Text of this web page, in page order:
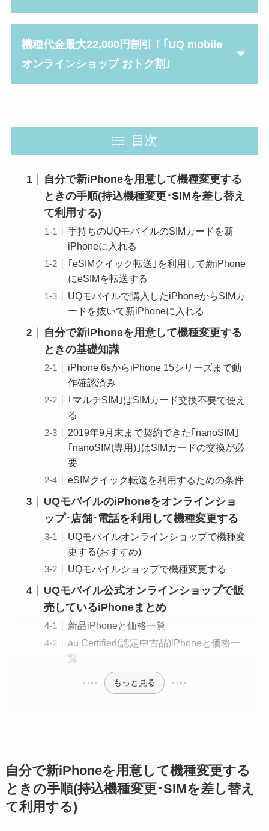
機種代金最大22,000円割引！｢UQ mobile
オンラインショップ おトク割｣
目次
自分で新iPhoneを用意して機種変更する
ときの手順(持込機種変更･SIMを差し替え
て利用する)
手持ちのUQモバイルのSIMカードを新
iPhoneに入れる
｢eSIMクイック転送｣を利用して新iPhone
にeSIMを転送する
UQモバイルで購入したiPhoneからSIMカ
ードを抜いて新iPhoneに入れる
自分で新iPhoneを用意して機種変更する
ときの基礎知識
iPhone 6sからiPhone 15シリーズまで動
作確認済み
｢マルチSIM｣はSIMカード交換不要で使え
る
2019年9月末まで契約できた｢nanoSIM｣
｢nanoSIM(専用)｣はSIMカードの交換が必
要
eSIMクイック転送を利用するための条件
UQモバイルのiPhoneをオンラインショ
ップ･店舗･電話を利用して機種変更する
UQモバイルオンラインショップで機種変
更する(おすすめ)
UQモバイルショップで機種変更する
UQモバイル公式オンラインショップで販
売しているiPhoneまとめ
新品iPhoneと価格一覧
au Certified(認定中古品)iPhoneと価格一
覧
もっと見る
自分で新iPhoneを用意して機種変更する
ときの手順(持込機種変更･SIMを差し替え
て利用する)